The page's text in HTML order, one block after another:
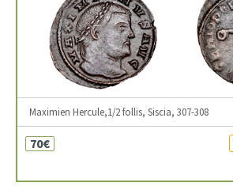
Maximien Hercule,1/2 follis, Siscia, 307-308
70€